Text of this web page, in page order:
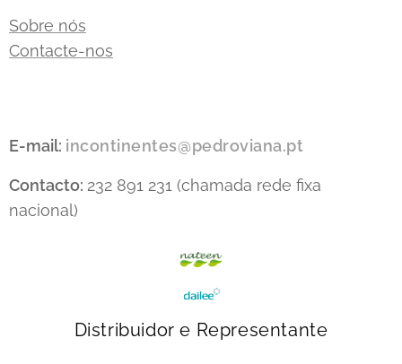
Sobre nós
Contacte-nos
E-mail: incontinentes@pedroviana.pt
Contacto: 232 891 231 (chamada rede fixa
nacional)
Distribuidor e Representante